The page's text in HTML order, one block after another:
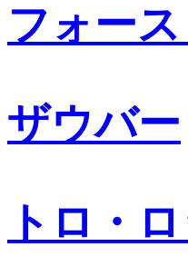
フォー
ザウバー
トロ・